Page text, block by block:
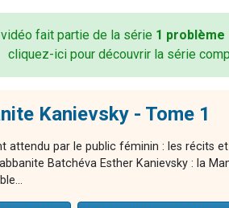
fait partie de la série 1 problème
cliquez-ici pour découvrir la série
Kanievsky - Tome 1
attendu par le public féminin : les récits
Batchéva Esther Kanievsky : la